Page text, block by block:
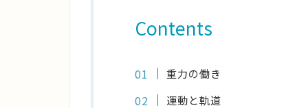
Contents
重力の働き
運動と軌道